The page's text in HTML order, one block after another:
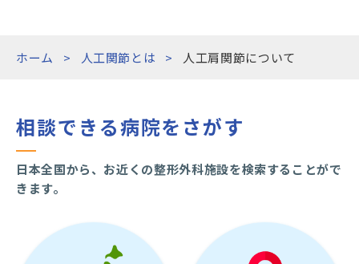
ホーム 人工関節とは 人工肩関節について
相談できる病院をさがす
日本全国から、お近くの整形外科施設を検索することがで
きます。